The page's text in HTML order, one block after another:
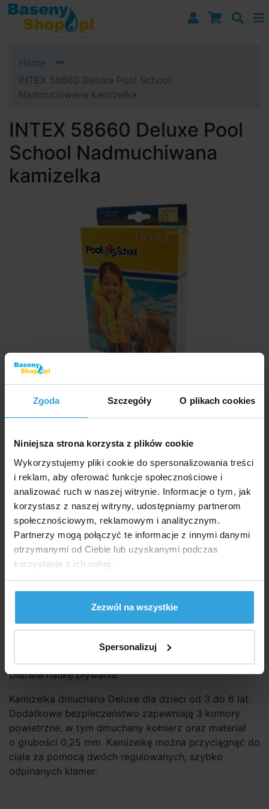
Zgoda Szczegóły O plikach cookies
Niniejsza strona korzysta z plików cookie
Wykorzystujemy pliki cookie do spersonalizowania treści
i reklam, aby oferować funkcje społecznościowe i
analizować ruch w naszej witrynie. Informacje o tym, jak
korzystasz z naszej witryny, udostępniamy partnerom
społecznościowym, reklamowym i analitycznym.
Partnerzy mogą połączyć te informacje z innymi danymi
otrzymanymi od Ciebie lub uzyskanymi podczas
korzystania z ich usług.
Zezwól na wszystkie
Spersonalizuj
Przejdź do nawigacji
Przejdź do treści
Przejdź do paska bocznego
Home
INTEX 58660 Deluxe Pool School
Nadmuchiwana kamizelka
INTEX 58660 Deluxe Pool
School Nadmuchiwana
kamizelka
Zdjęcia i filmy mają wyłącznie charakter ilustracyjny.
Nadmuchiwana kamizelka ratunkowa do bezpiecznej
nauki pływania dla Twojego dziecka.
Kod produktu: BP1007
Marka: INTEX
Dostępność: Sprzedaż zakończona
Zapytaj sprzedawcę
Szczegółowy opis
Szczegółowy opi
Ułatwia naukę pływania.
Kamizelka dmuchana Deluxe dla dzieci od 3 do 6 lat.
Dodatkowe bezpieczeństwo zapewniają 3 komory
powietrzne, w tym dmuchany kołnierz oraz materiał
o grubości 0,25 mm. Kamizelkę można przyciągnąć do
ciała za pomocą dwóch regulowanych, szybko
odpinanych klamer.